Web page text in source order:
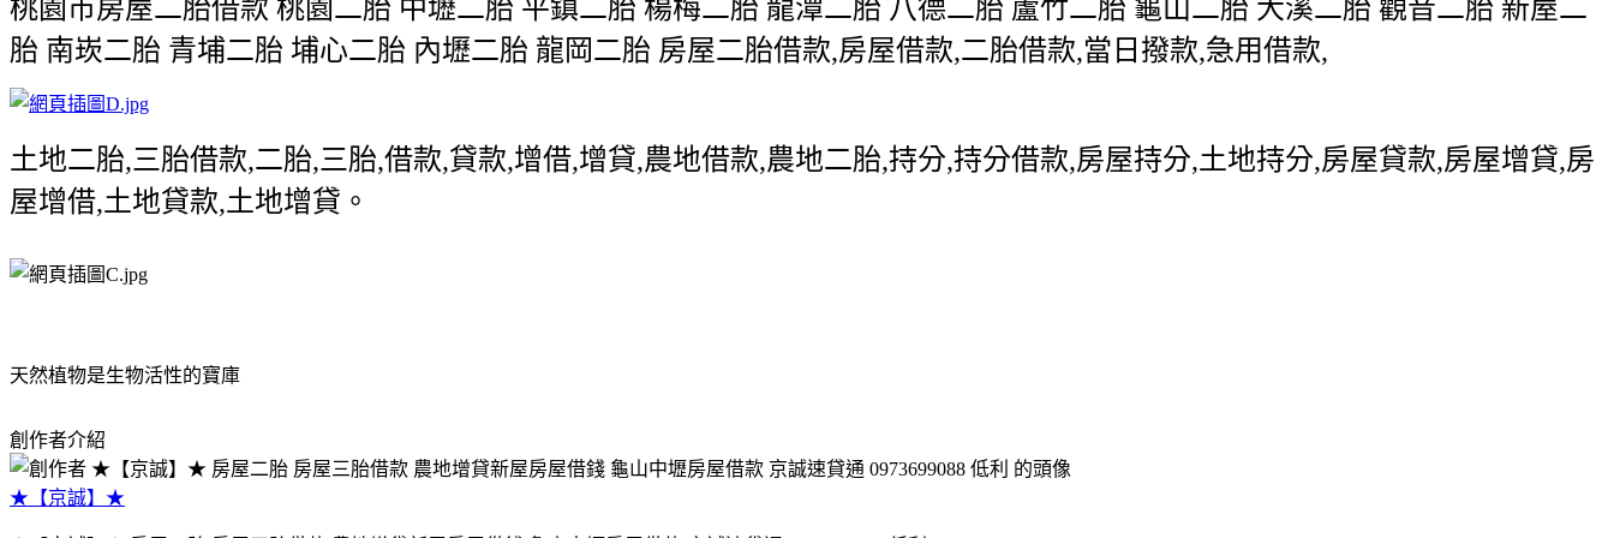
桃園市房屋二胎借款 桃園二胎 中壢二胎 平鎮二胎 楊梅二胎 龍潭二胎 八德二胎 蘆竹二胎 龜山二胎 大溪二胎 觀音二胎 新屋二
胎 南崁二胎 青埔二胎 埔心二胎 內壢二胎 龍岡二胎 房屋二胎借款,房屋借款,二胎借款,當日撥款,急用借款,
土地二胎,三胎借款,二胎,三胎,借款,貸款,增借,增貸,農地借款,農地二胎,持分,持分借款,房屋持分,土地持分,房屋貸款,房屋增貸,房
屋增借,土地貸款,土地增貸。
天然植物是生物活性的寶庫
創作者介紹
★【京誠】★